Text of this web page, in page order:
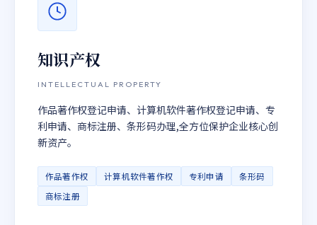
知识产权
INTELLECTUAL PROPERTY
作品著作权登记申请、计算机软件著作权登记申请、专
利申请、商标注册、条形码办理,全方位保护企业核心创
新资产。
作品著作权 计算机软件著作权 专利申请
条形码
商标注册